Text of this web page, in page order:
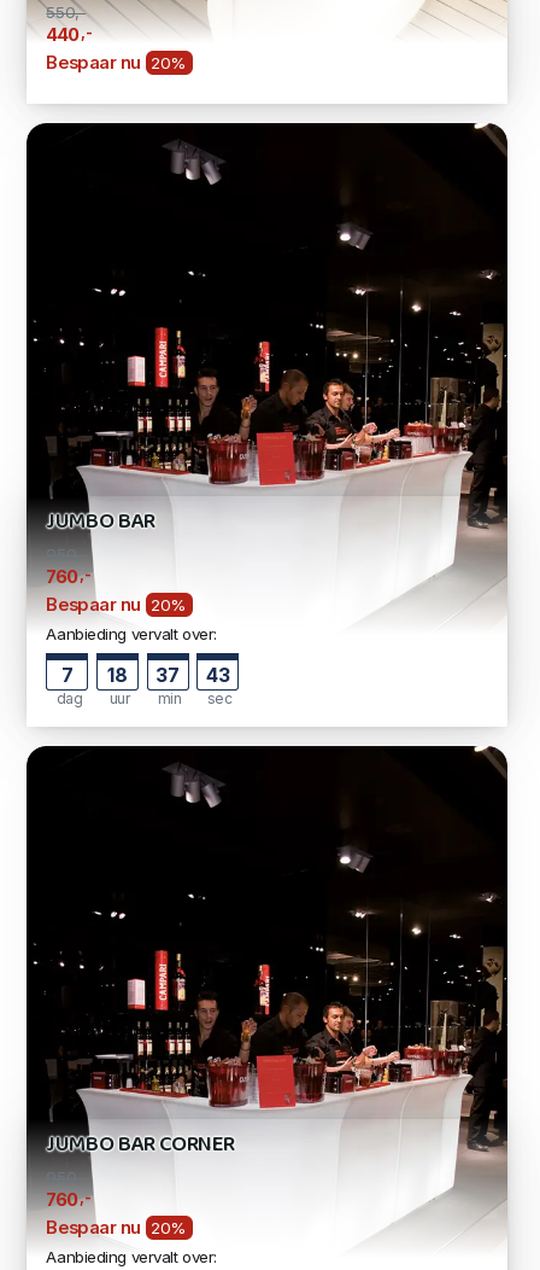
550,-
440,-
Bespaar nu 20%
JUMBO BAR
950,-
760,-
Bespaar nu
20%
Aanbieding vervalt over:
7
dag
18
uur
37
min
42
sec
JUMBO BAR CORNER
950,-
760,-
Bespaar nu
20%
Aanbieding vervalt over: